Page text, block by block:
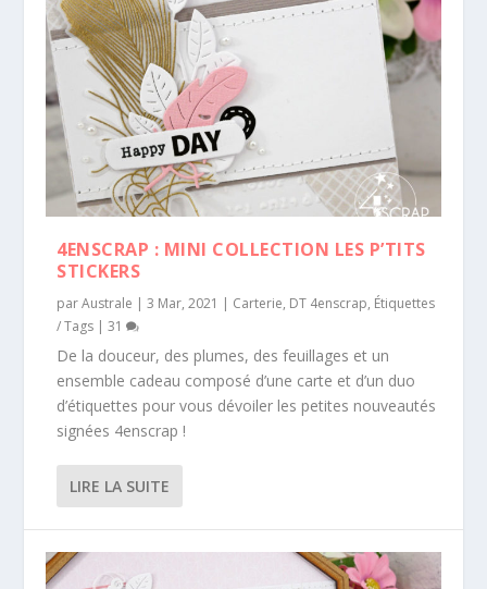
4ENSCRAP : MINI COLLECTION LES P’TITS
STICKERS
parAustrale |3 Mar, 2021 | Carterie, DT 4enscrap, Étiquettes
/ Tags |31
De la douceur, des plumes, des feuillages et un
ensemble cadeau composé d’une carte et d’un duo
d’étiquettes pour vous dévoiler les petites nouveautés
signées 4enscrap !
LIRE LA SUITE